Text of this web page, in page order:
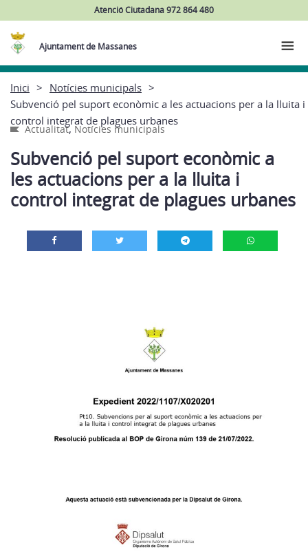
Atenció Ciutadana 972 864 480
Ajuntament de Massanes
Inici
Notícies municipals
Subvenció pel suport econòmic a les actuacions per a la lluita i
control integrat de plagues urbanes
Actualitat, Notícies municipals
Subvenció pel suport econòmic a
les actuacions per a la lluita i
control integrat de plagues urbanes